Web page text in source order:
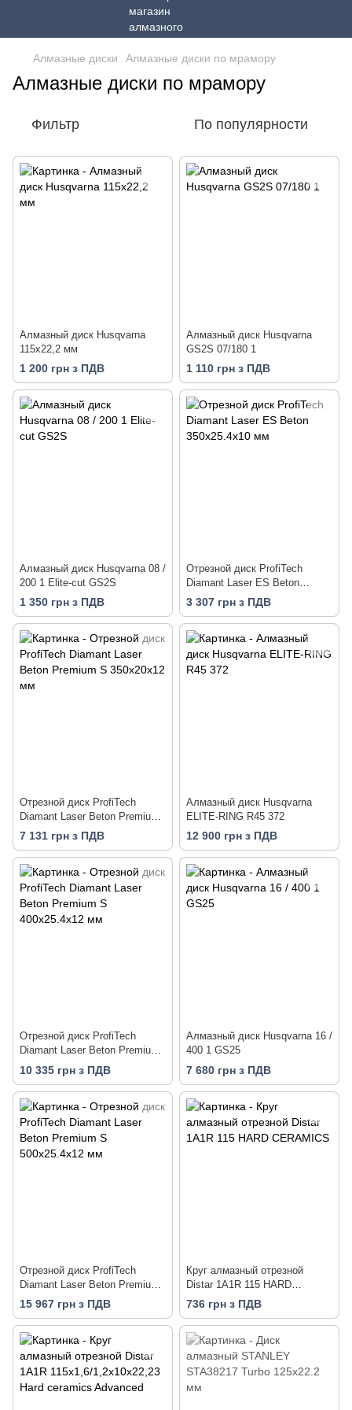
Алмазные диски Алмазные диски по мрамору
Алмазные диски по мрамору
Фильтр По популярности
Алмазный диск Husqvarna
115х22,2 мм
1 200 грн з ПДВ
Алмазный диск Husqvarna
GS2S 07/180 1
1 110 грн з ПДВ
Алмазный диск Husqvarna 08 /
200 1 Elite-cut GS2S
1 350 грн з ПДВ
Отрезной диск ProfiTech
Diamant Laser ES Beton
350х25.4х10 мм
3 307 грн з ПДВ
Отрезной диск ProfiTech
Diamant Laser Beton Premium
S 350х20х12 мм
7 131 грн з ПДВ
Алмазный диск Husqvarna
ELITE-RING R45 372
12 900 грн з ПДВ
Отрезной диск ProfiTech
Diamant Laser Beton Premium
S 400х25.4х12 мм
10 335 грн з ПДВ
Алмазный диск Husqvarna 16 /
400 1 GS25
7 680 грн з ПДВ
Отрезной диск ProfiTech
Diamant Laser Beton Premium
S 500х25.4х12 мм
15 967 грн з ПДВ
Круг алмазный отрезной
Distar 1A1R 115 HARD
CERAMICS
736 грн з ПДВ